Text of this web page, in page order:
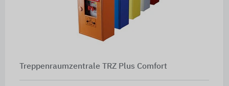
Treppenraumzentrale TRZ Plus Comfort